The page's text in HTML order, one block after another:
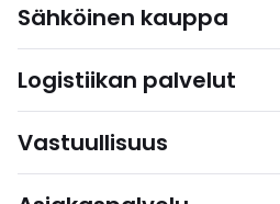
Sähköinen kauppa
Logistiikan palvelut
Vastuullisuus